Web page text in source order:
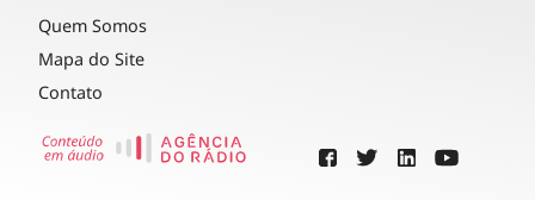
Quem Somos
Mapa do Site
Contato